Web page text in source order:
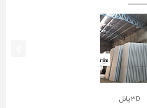
۳Dپانل